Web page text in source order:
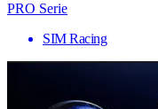
PRO Serie
SIM Racing